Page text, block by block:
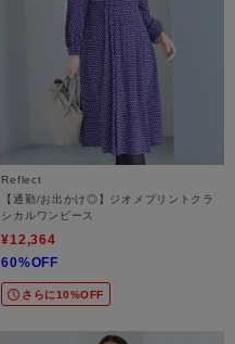
Reflect
【通勤/お出かけ◎】ジオメプリントクラ
シカルワンピース
¥12,364
60%OFF
さらに10%OFF